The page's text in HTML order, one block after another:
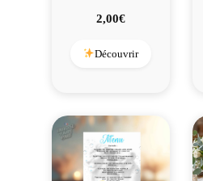
2,00€
Découvrir